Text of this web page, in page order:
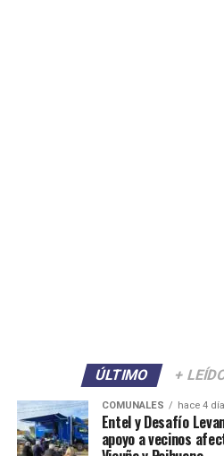
ÚLTIMO +
COMUNALES hace 4
Entel y Desafío
apoyo a vecinos